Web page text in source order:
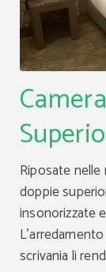
Riposate
doppie
insonorizzate
scrivania li